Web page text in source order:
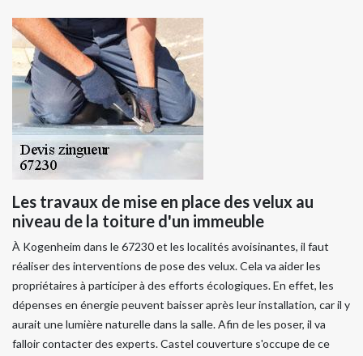
Les travaux de mise en place des velux au
niveau de la toiture d'un immeuble
À Kogenheim dans le 67230 et les localités avoisinantes, il faut
réaliser des interventions de pose des velux. Cela va aider les
propriétaires à participer à des efforts écologiques. En effet, les
dépenses en énergie peuvent baisser après leur installation, car il y
aurait une lumière naturelle dans la salle. Afin de les poser, il va
falloir contacter des experts. Castel couverture s'occupe de ce